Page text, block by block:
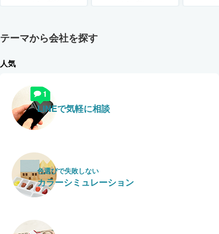
テーマから会社を探す
人気
LINEで気軽に相談
色選びで失敗しない
カラーシミュレーション